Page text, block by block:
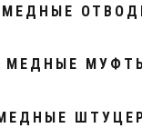
МЕДНЫЕ
МЕДНЫЕ